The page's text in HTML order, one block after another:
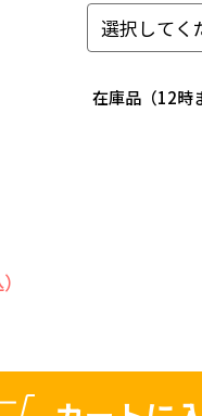
在庫品（12時